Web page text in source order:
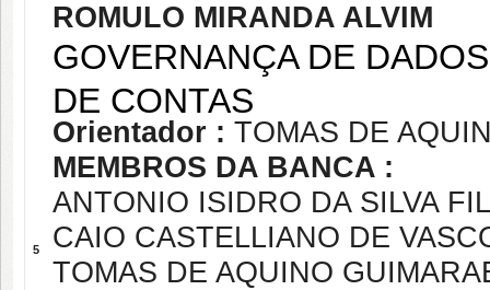
5
ROMULO MIRANDA ALVIM
GOVERNANÇA DE
DE CONTAS
Orientador : TOMAS DE
MEMBROS DA BANCA :
ANTONIO ISIDRO DA SILVA
CAIO CASTELLIANO DE
TOMAS DE AQUINO